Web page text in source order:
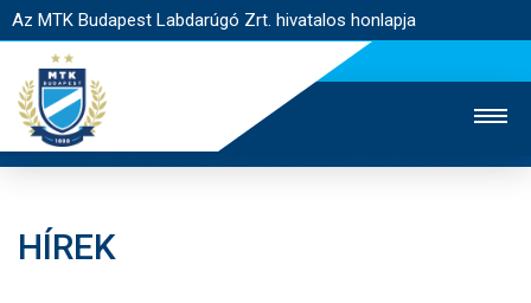
Az MTK Budapest Labdarúgó Zrt. hivatalos honlapja
HÍREK